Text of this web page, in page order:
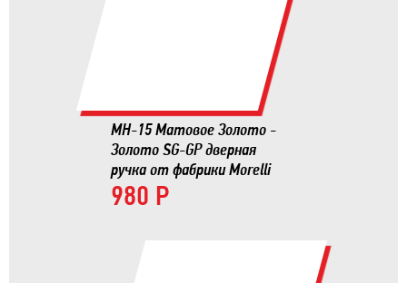
MH-15 Матовое Золото -
Золото SG-GP дверная
ручка от фабрики Morelli
980 Р